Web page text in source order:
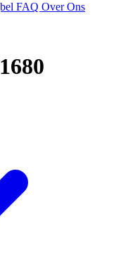
FAQ Over Ons